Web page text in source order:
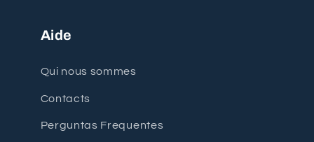
Aide
Qui nous sommes
Contacts
Perguntas Frequentes